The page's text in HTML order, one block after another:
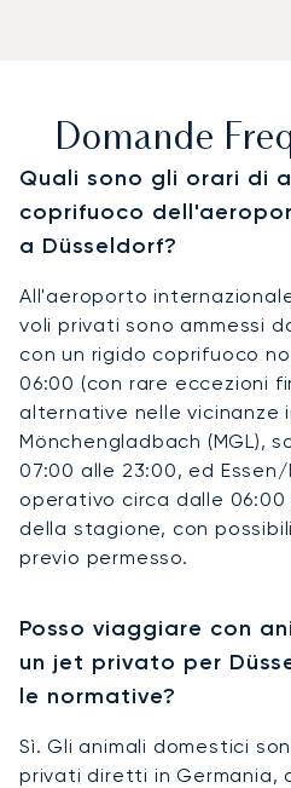
Domande
Quali sono gli orari di
coprifuoco
a Düsseldorf?
All'aeroporto
voli privati sono ammessi
con un rigido coprifuoco
06:00 (con rare eccezioni
alternative nelle vicinanze
Mönchengladbach (MGL),
07:00 alle 23:00, ed Essen/
operativo circa dalle
della stagione, con
previo permesso.
Posso viaggiare con
un jet privato per
le normative?
Sì. Gli animali domestici
privati diretti in Germania,